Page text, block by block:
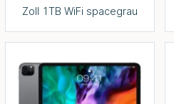
Zoll 1TB WiFi spacegrau